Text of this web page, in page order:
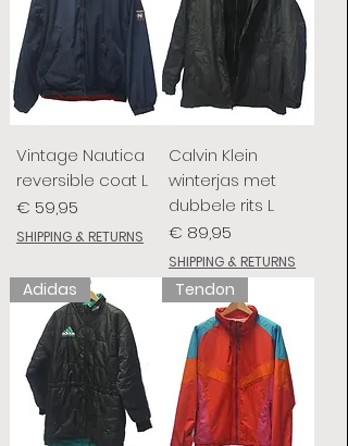
Vintage Nautica
reversible coat L
Prijs
€ 59,95
SHIPPING & RETURNS
Calvin Klein
winterjas met
dubbele rits L
Prijs
€ 89,95
SHIPPING & RETURNS
Adidas Tendon